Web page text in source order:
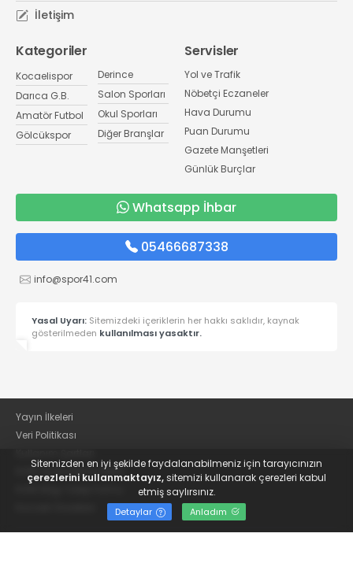
İletişim
Kategoriler
Kocaelispor
Darıca G.B.
Amatör Futbol
Gölcükspor
Derince
Salon Sporları
Okul Sporları
Diğer Branşlar
Servisler
Yol ve Trafik
Nöbetçi Eczaneler
Hava Durumu
Puan Durumu
Gazete Manşetleri
Günlük Burçlar
Whatsapp İhbar
05466687338
info@spor41.com
Yasal Uyarı: Sitemizdeki içeriklerin her hakkı saklıdır, kaynak
gösterilmeden kullanılması yasaktır.
Yayın İlkeleri
Veri Politikası
KVKK Aydınlatma Metni
Sitemizden en iyi şekilde faydalanabilmeniz için tarayıcınızın
çerezlerini kullanmaktayız,sitemizi kullanarak çerezleri kabul
etmiş saylırsınız.
Detaylar Anladım